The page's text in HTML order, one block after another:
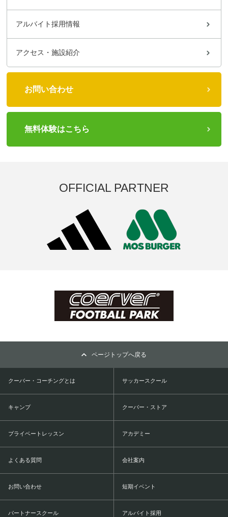
アルバイト採用情報
アクセス・施設紹介
お問い合わせ
無料体験はこちら
OFFICIAL PARTNER
ページトップへ戻る
クーバー・コーチングとは サッカースクール
キャンプ クーバー・ストア
プライベートレッスン アカデミー
よくある質問 会社案内
お問い合わせ 短期イベント
パートナースクール アルバイト採用